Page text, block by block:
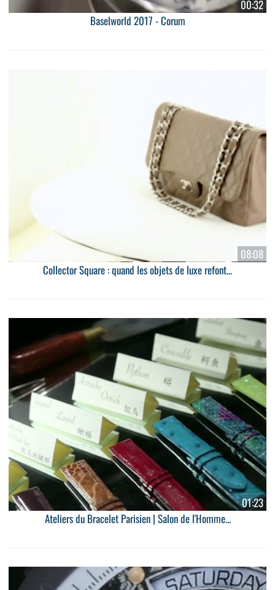
00:32
Baselworld 2017 - Corum
08:08
Collector Square : quand les objets de luxe refont...
01:23
Ateliers du Bracelet Parisien | Salon de l'Homme...